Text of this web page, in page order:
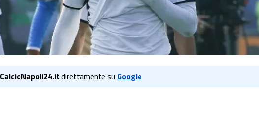
CalcioNapoli24.it direttamente su Google